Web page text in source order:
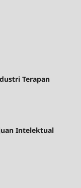
Terapan
Intelektual